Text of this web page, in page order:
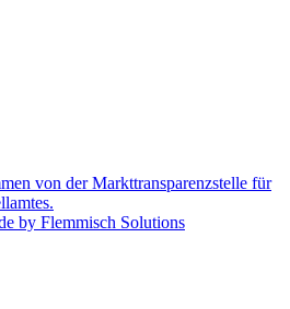
von der Markttransparenzstelle für
by Flemmisch Solutions